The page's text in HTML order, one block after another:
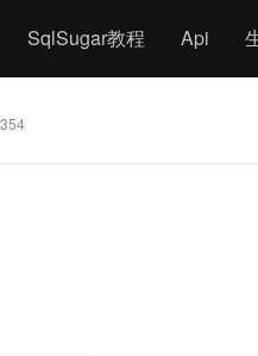
SqlSugar教程 Api